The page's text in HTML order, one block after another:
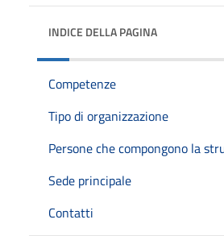
INDICE DELLA PAGINA
Competenze
Tipo di organizzazione
Persone che compongono la
Sede principale
Contatti